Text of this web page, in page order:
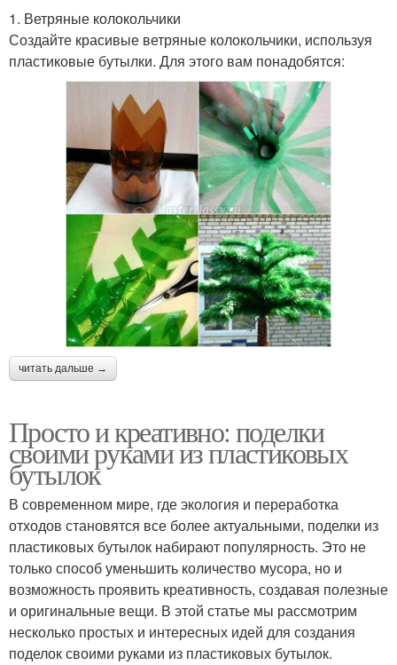
1. Ветряные колокольчики
Создайте красивые ветряные колокольчики, используя
пластиковые бутылки. Для этого вам понадобятся:
читать дальше →
Просто и креативно: поделки
своими руками из пластиковых
бутылок
В современном мире, где экология и переработка
отходов становятся все более актуальными, поделки из
пластиковых бутылок набирают популярность. Это не
только способ уменьшить количество мусора, но и
возможность проявить креативность, создавая полезные
и оригинальные вещи. В этой статье мы рассмотрим
несколько простых и интересных идей для создания
поделок своими руками из пластиковых бутылок.